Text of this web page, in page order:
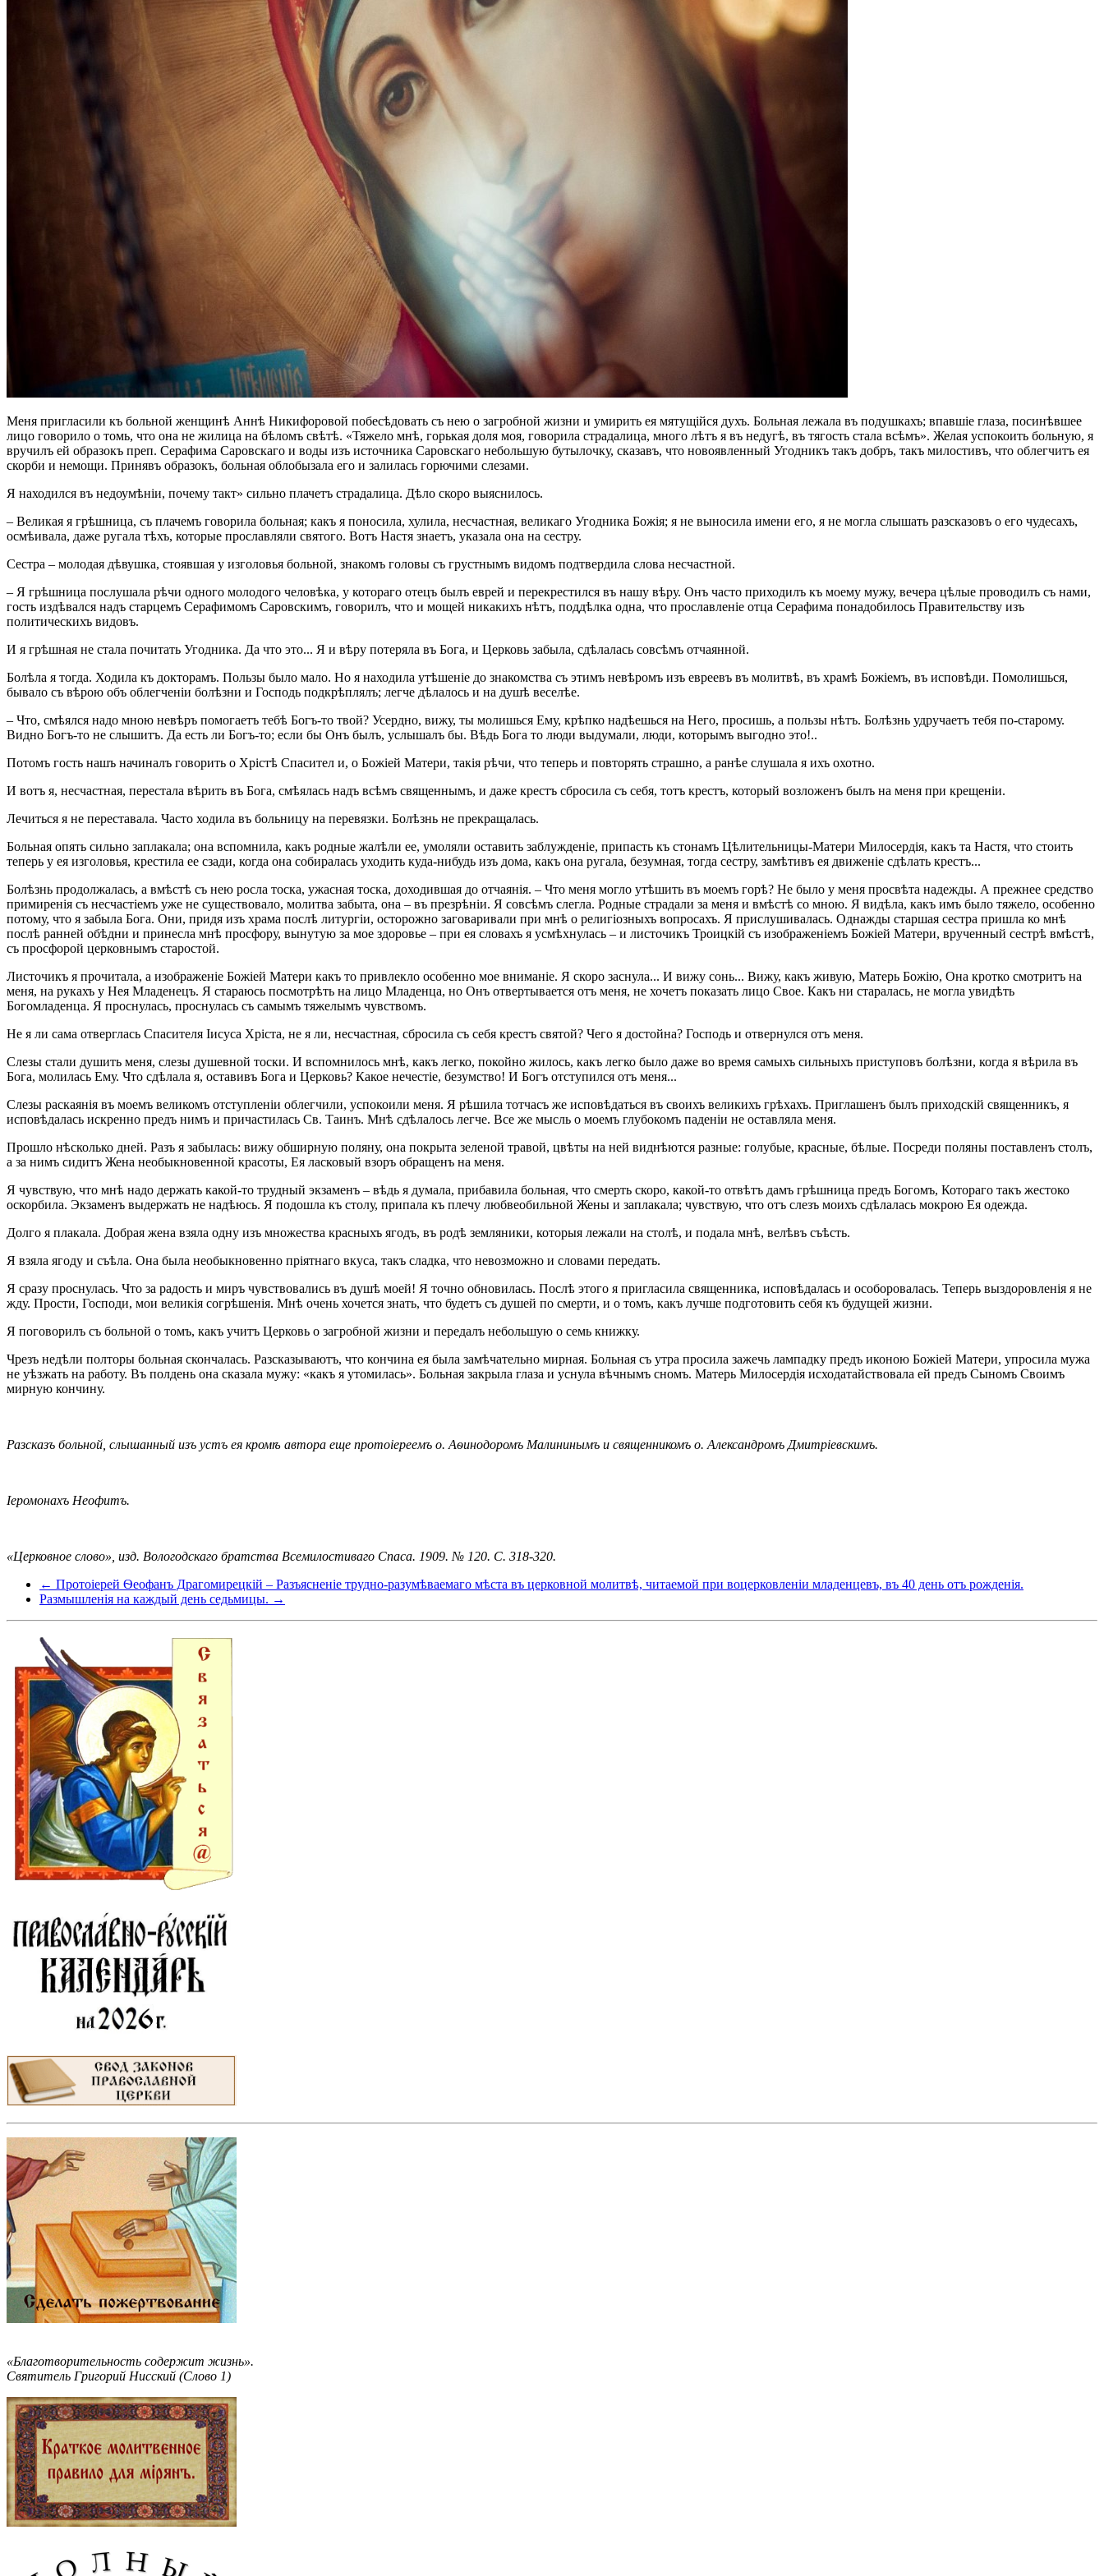
Меня пригласили къ больной женщинѣ Аннѣ Никифоровой побесѣдовать съ нею о загробной жизни и умирить ея мятущійся духъ. Больная лежала въ подушкахъ; впавшіе глаза, посинѣвшее
лицо говорило о томь, что она не жилица на бѣломъ свѣтѣ. «Тяжело мнѣ, горькая доля моя, говорила страдалица, много лѣтъ я въ недугѣ, въ тягость стала всѣмъ». Желая успокоить больную, я
вручилъ ей образокъ преп. Серафима Саровскаго и воды изъ источника Саровскаго небольшую бутылочку, сказавъ, что новоявленный Угодникъ такъ добръ, такъ милостивъ, что облегчитъ ея
скорби и немощи. Принявъ образокъ, больная облобызала его и залилась горючими слезами.
Я находился въ недоумѣніи, почему такт» сильно плачетъ страдалица. Дѣло скоро выяснилось.
– Великая я грѣшница, съ плачемъ говорила больная; какъ я поносила, хулила, несчастная, великаго Угодника Божія; я не выносила имени его, я не могла слышать разсказовъ о его чудесахъ,
осмѣивала, даже ругала тѣхъ, которые прославляли святого. Вотъ Настя знаетъ, указала она на сестру.
Сестра – молодая дѣвушка, стоявшая у изголовья больной, знакомъ головы съ грустнымъ видомъ подтвердила слова несчастной.
– Я грѣшница послушала рѣчи одного молодого человѣка, у котораго отецъ былъ еврей и перекрестился въ нашу вѣру. Онъ часто приходилъ къ моему мужу, вечера цѣлые проводилъ съ нами,
гость издѣвался надъ старцемъ Серафимомъ Саровскимъ, говорилъ, что и мощей никакихъ нѣтъ, поддѣлка одна, что прославленіе отца Серафима понадобилось Правительству изъ
политическихъ видовъ.
И я грѣшная не стала почитать Угодника. Да что это... Я и вѣру потеряла въ Бога, и Церковь забыла, сдѣлалась совсѣмъ отчаянной.
Болѣла я тогда. Ходила къ докторамъ. Пользы было мало. Но я находила утѣшеніе до знакомства съ этимъ невѣромъ изъ евреевъ въ молитвѣ, въ храмѣ Божіемъ, въ исповѣди. Помолишься,
бывало съ вѣрою объ облегченіи болѣзни и Господь подкрѣплялъ; легче дѣлалось и на душѣ веселѣе.
– Что, смѣялся надо мною невѣръ помогаетъ тебѣ Богъ-то твой? Усердно, вижу, ты молишься Ему, крѣпко надѣешься на Него, просишь, а пользы нѣтъ. Болѣзнь удручаетъ тебя по-старому.
Видно Богъ-то не слышитъ. Да есть ли Богъ-то; если бы Онъ былъ, услышалъ бы. Вѣдь Бога то люди выдумали, люди, которымъ выгодно это!..
Потомъ гость нашъ начиналъ говорить о Хрістѣ Спасител и, о Божіей Матери, такія рѣчи, что теперь и повторять страшно, а ранѣе слушала я ихъ охотно.
И вотъ я, несчастная, перестала вѣрить въ Бога, смѣялась надъ всѣмъ священнымъ, и даже крестъ сбросила съ себя, тотъ крестъ, который возложенъ былъ на меня при крещеніи.
Лечиться я не переставала. Часто ходила въ больницу на перевязки. Болѣзнь не прекращалась.
Больная опять сильно заплакала; она вспомнила, какъ родные жалѣли ее, умоляли оставить заблужденіе, припасть къ стонамъ Цѣлительницы-Матери Милосердія, какъ та Настя, что стоить
теперь у ея изголовья, крестила ее сзади, когда она собиралась уходить куда-нибудь изъ дома, какъ она ругала, безумная, тогда сестру, замѣтивъ ея движеніе сдѣлать крестъ...
Болѣзнь продолжалась, а вмѣстѣ съ нею росла тоска, ужасная тоска, доходившая до отчаянія. – Что меня могло утѣшить въ моемъ горѣ? Не было у меня просвѣта надежды. А прежнее средство
примиренія съ несчастіемъ уже не существовало, молитва забыта, она – въ презрѣніи. Я совсѣмъ слегла. Родные страдали за меня и вмѣстѣ со мною. Я видѣла, какъ имъ было тяжело, особенно
потому, что я забыла Бога. Они, придя изъ храма послѣ литургіи, осторожно заговаривали при мнѣ о религіозныхъ вопросахъ. Я прислушивалась. Однажды старшая сестра пришла ко мнѣ
послѣ ранней обѣдни и принесла мнѣ просфору, вынутую за мое здоровье – при ея словахъ я усмѣхнулась – и листочикъ Троицкій съ изображеніемъ Божіей Матери, врученный сестрѣ вмѣстѣ,
съ просфорой церковнымъ старостой.
Листочикъ я прочитала, а изображеніе Божіей Матери какъ то привлекло особенно мое вниманіе. Я скоро заснула... И вижу сонь... Вижу, какъ живую, Матерь Божію, Она кротко смотритъ на
меня, на рукахъ у Нея Младенецъ. Я стараюсь посмотрѣть на лицо Младенца, но Онъ отвертывается отъ меня, не хочетъ показать лицо Свое. Какъ ни старалась, не могла увидѣть
Богомладенца. Я проснулась, проснулась съ самымъ тяжелымъ чувствомъ.
Не я ли сама отверглась Спасителя Іисуса Хріста, не я ли, несчастная, сбросила съ себя крестъ святой? Чего я достойна? Господь и отвернулся отъ меня.
Слезы стали душить меня, слезы душевной тоски. И вспомнилось мнѣ, какъ легко, покойно жилось, какъ легко было даже во время самыхъ сильныхъ приступовъ болѣзни, когда я вѣрила въ
Бога, молилась Ему. Что сдѣлала я, оставивъ Бога и Церковь? Какое нечестіе, безумство! И Богъ отступился отъ меня...
Слезы раскаянія въ моемъ великомъ отступленіи облегчили, успокоили меня. Я рѣшила тотчасъ же исповѣдаться въ своихъ великихъ грѣхахъ. Приглашенъ былъ приходскій священникъ, я
исповѣдалась искренно предъ нимъ и причастилась Св. Таинъ. Мнѣ сдѣлалось легче. Все же мысль о моемъ глубокомъ паденіи не оставляла меня.
Прошло нѣсколько дней. Разъ я забылась: вижу обширную поляну, она покрыта зеленой травой, цвѣты на ней виднѣются разные: голубые, красные, бѣлые. Посреди поляны поставленъ столъ,
а за нимъ сидитъ Жена необыкновенной красоты, Ея ласковый взоръ обращенъ на меня.
Я чувствую, что мнѣ надо держать какой-то трудный экзаменъ – вѣдь я думала, прибавила больная, что смерть скоро, какой-то отвѣтъ дамъ грѣшница предъ Богомъ, Котораго такъ жестоко
оскорбила. Экзаменъ выдержать не надѣюсь. Я подошла къ столу, припала къ плечу любвеобильной Жены и заплакала; чувствую, что отъ слезъ моихъ сдѣлалась мокрою Ея одежда.
Долго я плакала. Добрая жена взяла одну изъ множества красныхъ ягодъ, въ родѣ земляники, которыя лежали на столѣ, и подала мнѣ, велѣвъ съѣсть.
Я взяла ягоду и съѣла. Она была необыкновенно пріятнаго вкуса, такъ сладка, что невозможно и словами передать.
Я сразу проснулась. Что за радость и миръ чувствовались въ душѣ моей! Я точно обновилась. Послѣ этого я пригласила священника, исповѣдалась и особоровалась. Теперь выздоровленія я не
жду. Прости, Господи, мои великія согрѣшенія. Мнѣ очень хочется знать, что будетъ съ душей по смерти, и о томъ, какъ лучше подготовить себя къ будущей жизни.
Я поговорилъ съ больной о томъ, какъ учитъ Церковь о загробной жизни и передалъ небольшую о семь книжку.
Чрезъ недѣли полторы больная скончалась. Разсказываютъ, что кончина ея была замѣчательно мирная. Больная съ утра просила зажечь лампадку предъ иконою Божіей Матери, упросила мужа
не уѣзжать на работу. Въ полдень она сказала мужу: «какъ я утомилась». Больная закрыла глаза и уснула вѣчнымъ сномъ. Матерь Милосердія исходатайствовала ей предъ Сыномъ Своимъ
мирную кончину.
Разсказъ больной, слышанный изъ устъ ея кромѣ автора еще протоіереемъ о. Аѳинодоромъ Малининымъ и священникомъ о. Александромъ Дмитріевскимъ.
Іеромонахъ Неофитъ.
«Церковное слово», изд. Вологодскаго братства Всемилостиваго Спаса. 1909. № 120. С. 318-320.
← Протоіерей Ѳеофанъ Драгомирецкій – Разъясненіе трудно-разумѣваемаго мѣста въ церковной молитвѣ, читаемой при воцерковленіи младенцевъ, въ 40 день отъ рожденія.
Размышленія на каждый день седьмицы. →
«Благотворительность содержит жизнь».
Святитель Григорий Нисский (Слово 1)